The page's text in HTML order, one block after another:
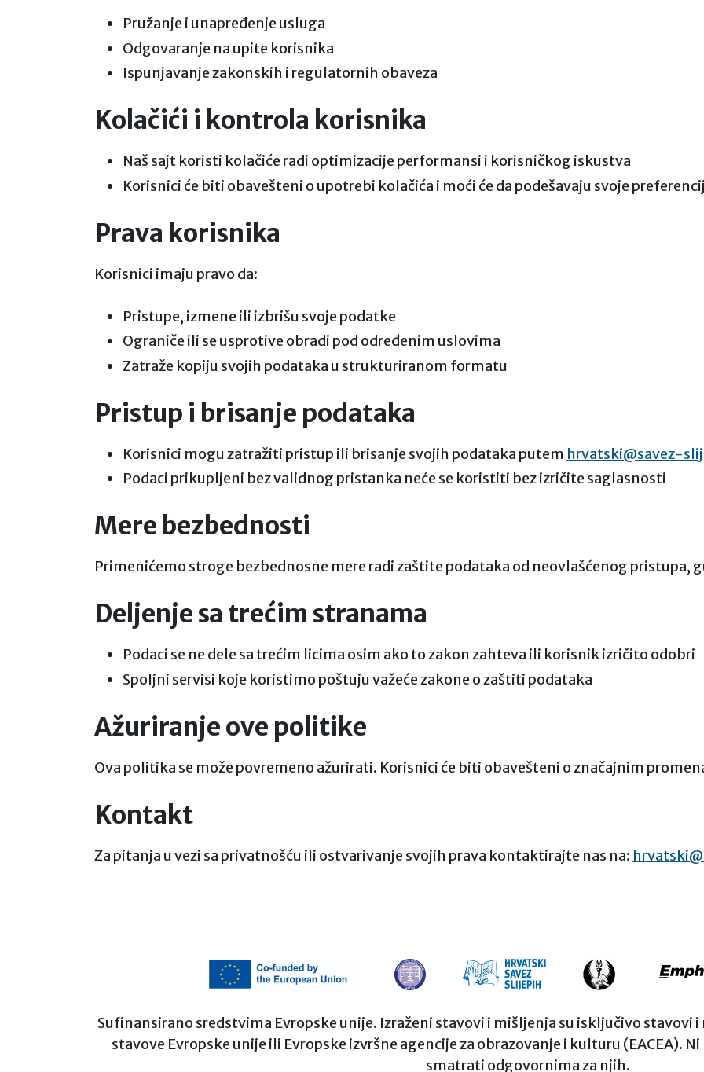
Pružanje i unapređenje usluga
Odgovaranje na upite korisnika
Ispunjavanje zakonskih i regulatornih obaveza
Kolačići i kontrola korisnika
Naš sajt koristi kolačiće radi optimizacije performansi i korisničkog iskustva
Korisnici će biti obavešteni o upotrebi kolačića i moći će da podešavaju svoje
Prava korisnika
Korisnici imaju pravo da:
Pristupe, izmene ili izbrišu svoje podatke
Ograniče ili se usprotive obradi pod određenim uslovima
Zatraže kopiju svojih podataka u strukturiranom formatu
Pristup i brisanje podataka
Korisnici mogu zatražiti pristup ili brisanje svojih podataka putem hrvatski@savez-
Podaci prikupljeni bez validnog pristanka neće se koristiti bez izričite saglasnosti
Mere bezbednosti
Primenićemo stroge bezbednosne mere radi zaštite podataka od neovlašćenog pristupa,
Deljenje sa trećim stranama
Podaci se ne dele sa trećim licima osim ako to zakon zahteva ili korisnik izričito odobri
Spoljni servisi koje koristimo poštuju važeće zakone o zaštiti podataka
Ažuriranje ove politike
Ova politika se može povremeno ažurirati. Korisnici će biti obavešteni o značajnim
Kontakt
Za pitanja u vezi sa privatnošću ili ostvarivanje svojih prava kontaktirajte nas na:
Sufinansirano sredstvima Evropske unije. Izraženi stavovi i mišljenja su isključivo stavovi
stavove Evropske unije ili Evropske izvršne agencije za obrazovanje i kulturu (EACEA). Ni
smatrati odgovornima za njih.